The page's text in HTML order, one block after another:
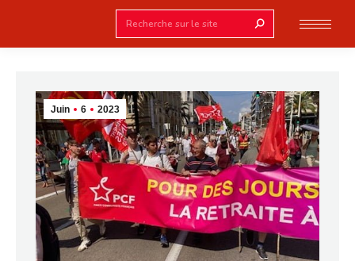
Search:
Juin 6 2023